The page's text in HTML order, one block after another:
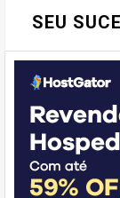
SEU